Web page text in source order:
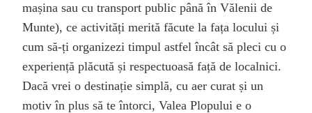
mașina sau cu transport public până în Vălenii de
Munte), ce activități merită făcute la fața locului și
cum să-ți organizezi timpul astfel încât să pleci cu o
experiență plăcută și respectuoasă față de localnici.
Dacă vrei o destinație simplă, cu aer curat și un
motiv în plus să te întorci, Valea Plopului e o